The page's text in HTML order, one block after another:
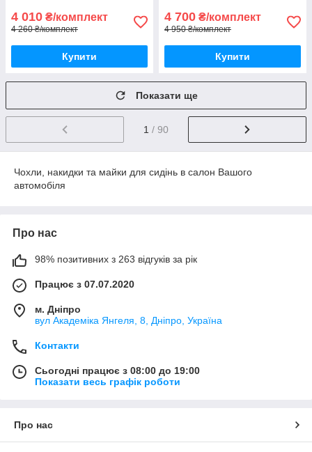
4 010 ₴/комплект
4 260 ₴/комплект
Купити
4 700 ₴/комплект
4 950 ₴/комплект
Купити
Показати ще
1 / 90
Чохли, накидки та майки для сидінь в салон Вашого
автомобіля
Про нас
98% позитивних з 263 відгуків за рік
Працює з 07.07.2020
м. Дніпро
вул Академіка Янгеля, 8, Дніпро, Україна
Контакти
Сьогодні працює з 08:00 до 19:00
Показати весь графік роботи
Про нас